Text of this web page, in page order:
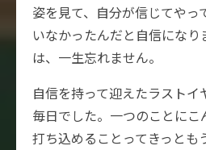
姿を見て、自分が信じてやっ
いなかったんだと自信にな
は、一生忘れません。
自信を持って迎えたラスト
毎日でした。一つのことにこ
打ち込めることってきっとも